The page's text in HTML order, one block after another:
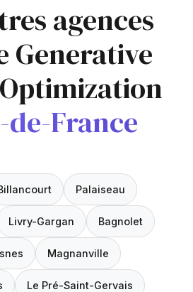
agences
Generative
de-France
Palaiseau
Livry-Gargan Bagnolet
Magnanville
Le Pré-Saint-Gervais